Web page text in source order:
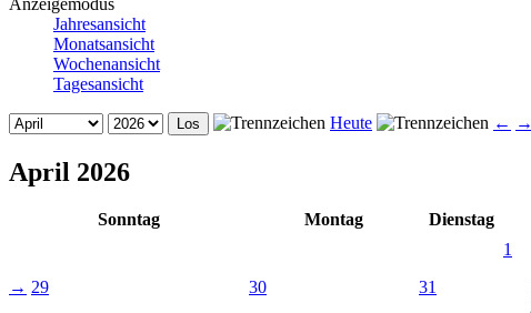
Anzeigemodus
Jahresansicht
Monatsansicht
Wochenansicht
Tagesansicht
Heute ← →
April 2026
Sonntag Montag Dienstag
→ 29 30 31
1